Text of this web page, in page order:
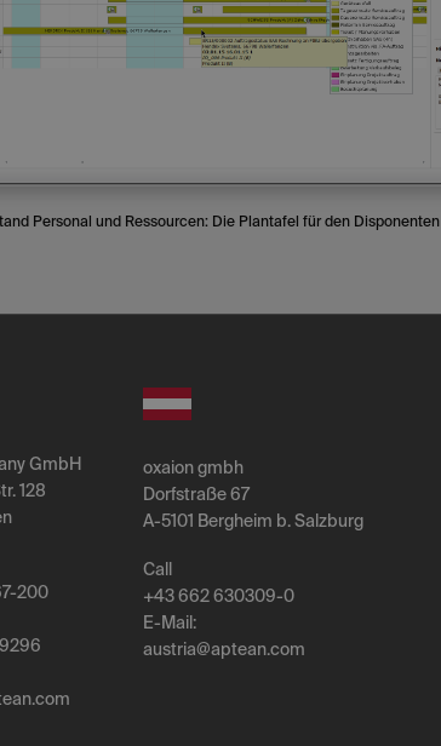
Personal und Ressourcen: Die Plantafel für den Disponenten
GmbH
128
200
.com
oxaion gmbh
Dorfstraße 67
A-5101 Bergheim b. Salzburg
Call
+43 662 630309-0
E-Mail:
austria@aptean.com